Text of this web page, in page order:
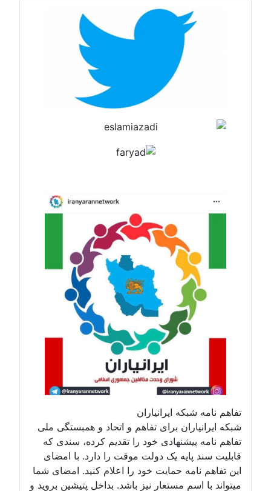
تفاهم نامه شبکه ایرانیاران
شبکه ایرانیاران برای تفاهم و اتحاد و همبستگی ملی
تفاهم نامه پیشنهادی خود را تقدیم کرده، سندی که
قابلیت سند پایه یک دولت موقت را دارد. با امضای
این تفاهم نامه حمایت خود را اعلام کنید. امضای شما
میتواند با اسم مستعار نیز باشد. بداخل پتیشین بروید و